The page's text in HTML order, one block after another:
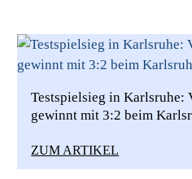
Testspielsieg in Karlsruhe:
gewinnt mit 3:2 beim
ZUM ARTIKEL